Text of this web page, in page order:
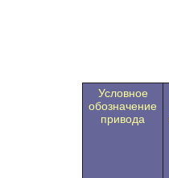
Условное
обозначение
привода